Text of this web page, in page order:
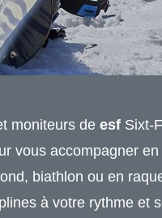
moniteurs de esf Sixt-
vous accompagner
biathlon ou en
à votre rythme et